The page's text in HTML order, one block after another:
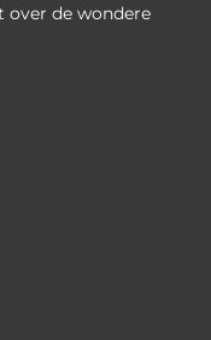
over de wondere